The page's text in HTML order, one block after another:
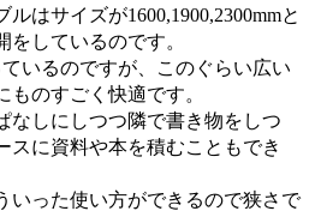
はサイズが1600,1900,2300mmと
しているのです。
いるのですが、このぐらい広い
ものすごく快適です。
なしにしつつ隣で書き物をしつ
スに資料や本を積むこともでき
いった使い方ができるので狭さで